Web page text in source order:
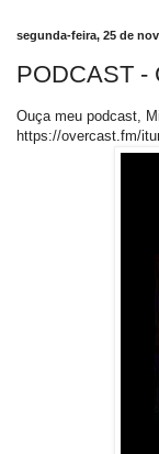
segunda-feira, 25 de
PODCAST -
Ouça meu podcast,
https://overcast.fm/